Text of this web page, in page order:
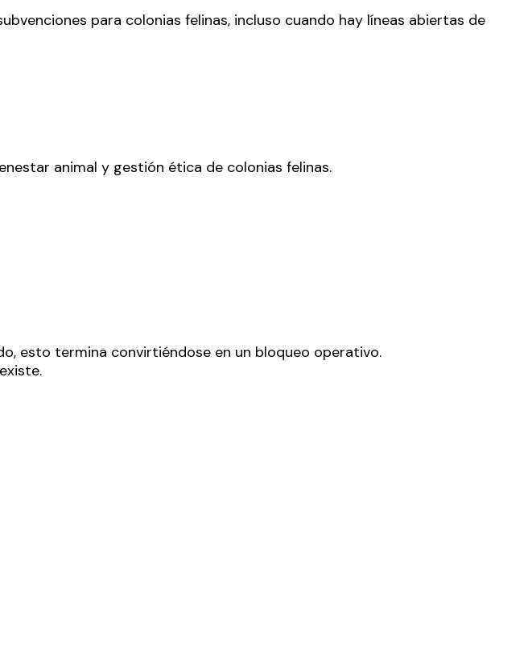
para colonias felinas, incluso cuando hay líneas abiertas de
animal y gestión ética de colonias felinas.
esto termina convirtiéndose en un bloqueo operativo.